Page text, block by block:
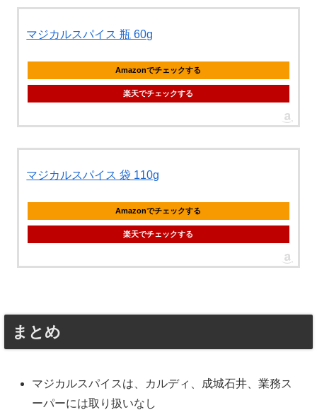
マジカルスパイス 瓶 60g
Amazonでチェックする
楽天でチェックする
マジカルスパイス 袋 110g
Amazonでチェックする
楽天でチェックする
まとめ
マジカルスパイスは、カルディ、成城石井、業務ス
ーパーには取り扱いなし